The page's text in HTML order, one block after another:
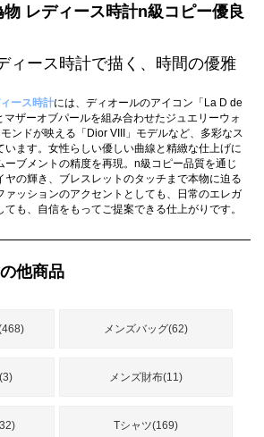
！期間中のご注文でお得な割引をご利用いただ
トンスーパーコピー バッグ最新モデルが登場。
レディース時計n級コピー優良
ィース時計で描く、時間の優雅
ース時計には、ディオールのアイコン「La D de
ザーオブパールを組み合わせたジュエリーウォ
ンドが映える「Dior VIII」モデルなど、多彩なス
います。女性らしい優しい曲線と精緻な仕上げに
ーブメントの精度を再現。n級コピー品質を通じ
ヤの輝き、ブレスレットのタッチまで本物に迫る
ァッションのアクセントとしても、日常のエレガ
も、自信をもってご提案できる仕上がりです。
他商品
メンズバッグ(62)
メンズ財布(11)
Tシャツ(169)